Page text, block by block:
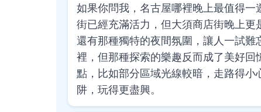
如果你問我，名古屋哪裡晚上最值得
街已經充滿活力，但大須商店街晚上更
還有那種獨特的夜間氛圍，讓人一試
裡，但那種探索的樂趣反而成了美好
點，比如部分區域光線較暗，走路得
阱，玩得更盡興。